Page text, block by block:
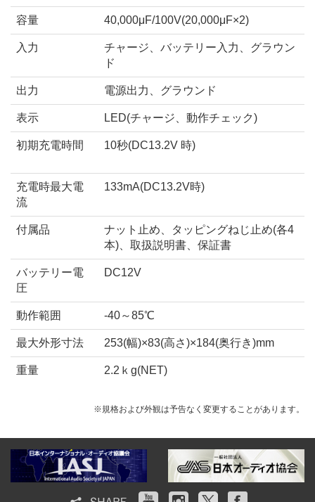
容量 40,000μF/100V(20,000μF×2)
入力
チャージ、バッテリー入力、グラウン
ド
出力 電源出力、グラウンド
表示 LED(チャージ、動作チェック)
初期充電時間 10秒(DC13.2V 時)
充電時最大電
流
133mA(DC13.2V時)
付属品
ナット止め、タッピングねじ止め(各4
本)、取扱説明書、保証書
バッテリー電
圧
DC12V
動作範囲 -40～85℃
最大外形寸法 253(幅)×83(高さ)×184(奥行き)mm
重量 2.2ｋg(NET)
※規格および外観は予告なく変更することがあります。